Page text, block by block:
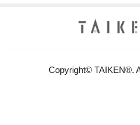
Copyright© TAIKEN®.